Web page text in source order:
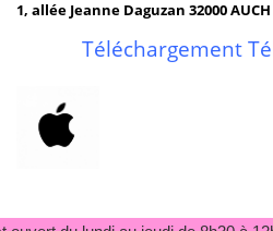
1, allée Jeanne Daguzan 32000 AUCH
Téléchargement